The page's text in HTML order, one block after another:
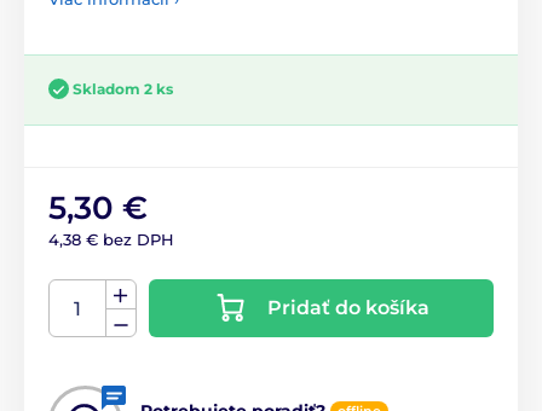
Skladom 2 ks
5,30 €
4,38 € bez DPH
Pridať do košíka